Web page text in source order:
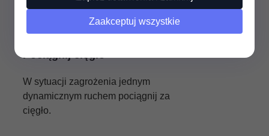
Pociągnij cięgło
W sytuacji zagrożenia jednym
dynamicznym ruchem pociągnij za
cięgło.
Zaakceptuj wszystkie